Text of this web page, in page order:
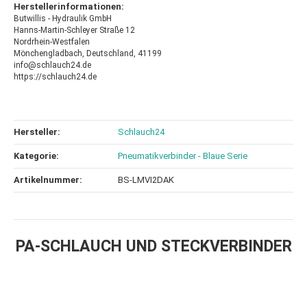
Herstellerinformationen:
Butwillis - Hydraulik GmbH
Hanns-Martin-Schleyer Straße 12
Nordrhein-Westfalen
Mönchengladbach, Deutschland, 41199
info@schlauch24.de
https://schlauch24.de
Hersteller: Schlauch24
Kategorie: Pneumatikverbinder - Blaue Serie
Artikelnummer: BS-LMVI2DAK
PA-SCHLAUCH UND STECKVERBINDER